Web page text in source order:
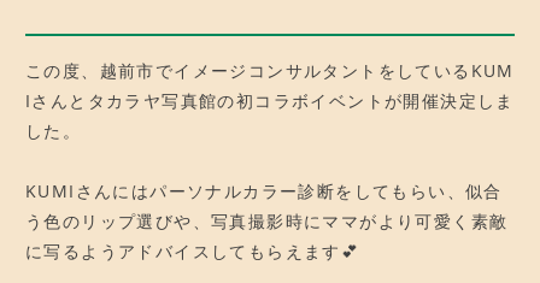
o
o
k
o
n
この度、越前市でイメージコンサルタントをしているKUM
Iさんとタカラヤ写真館の初コラボイベントが開催決定しま
した。
KUMIさんにはパーソナルカラー診断をしてもらい、似合
う色のリップ選びや、写真撮影時にママがより可愛く素敵
に写るようアドバイスしてもらえます💕